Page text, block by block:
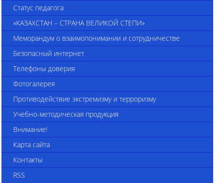
Статус педагога
«КАЗАХСТАН – СТРАНА ВЕЛИКОЙ СТЕПИ»
Меморандум о взаимопонимании и сотрудничестве
Безопасный интернет
Телефоны доверия
Фотогалерея
Противодействие экстремизму и терроризму
Учебно-методическая продукция
Внимание!
Карта сайта
Контакты
RSS